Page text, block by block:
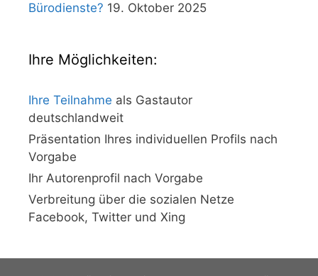
Bürodienste? 19. Oktober 2025
Ihre Möglichkeiten:
Ihre Teilnahme als Gastautor
deutschlandweit
Präsentation Ihres individuellen Profils nach
Vorgabe
Ihr Autorenprofil nach Vorgabe
Verbreitung über die sozialen Netze
Facebook, Twitter und Xing